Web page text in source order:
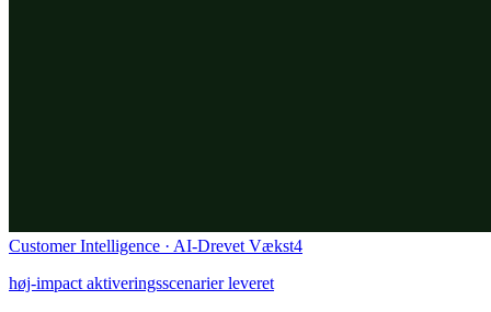
Customer Intelligence · AI-Drevet Vækst4
høj-impact aktiveringsscenarier leveret